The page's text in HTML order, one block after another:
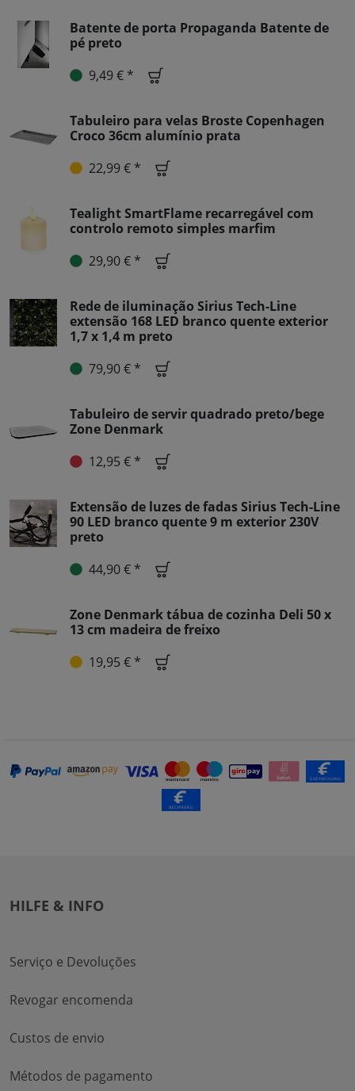
Batente de porta Propaganda Batente de
pé preto
9,49 € *
Tabuleiro para velas Broste Copenhagen
Croco 36cm alumínio prata
22,99 € *
Tealight SmartFlame recarregável com
controlo remoto simples marfim
29,90 € *
Rede de iluminação Sirius Tech-Line
extensão 168 LED branco quente exterior
1,7 x 1,4 m preto
79,90 € *
Tabuleiro de servir quadrado preto/bege
Zone Denmark
12,95 € *
Extensão de luzes de fadas Sirius Tech-Line
90 LED branco quente 9 m exterior 230V
preto
44,90 € *
Zone Denmark tábua de cozinha Deli 50 x
13 cm madeira de freixo
19,95 € *
HILFE & INFO
Serviço e Devoluções
Revogar encomenda
Custos de envio
Métodos de pagamento